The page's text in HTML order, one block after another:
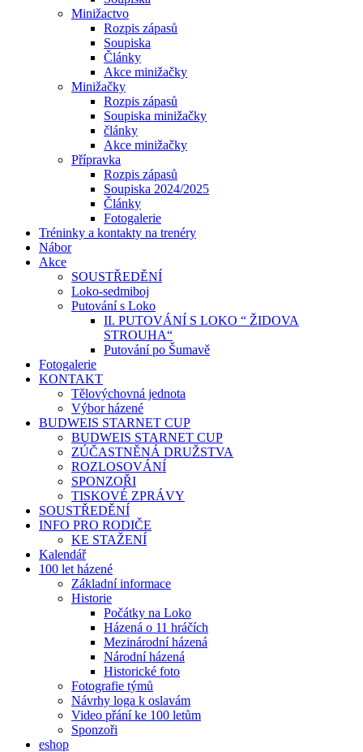
Minižactvo
Rozpis zápasů
Soupiska
Články
Akce minižačky
Minižačky
Rozpis zápasů
Soupiska minižačky
články
Akce minižačky
Přípravka
Rozpis zápasů
Soupiska 2024/2025
Články
Fotogalerie
Tréninky a kontakty na trenéry
Nábor
Akce
SOUSTŘEDĚNÍ
Loko-sedmiboj
Putování s Loko
II. PUTOVÁNÍ S LOKO “ ŽIDOVA
STROUHA“
Putování po Šumavě
Fotogalerie
KONTAKT
Tělovýchovná jednota
Výbor házené
BUDWEIS STARNET CUP
BUDWEIS STARNET CUP
ZÚČASTNĚNÁ DRUŽSTVA
ROZLOSOVÁNÍ
SPONZOŘI
TISKOVÉ ZPRÁVY
SOUSTŘEDĚNÍ
INFO PRO RODIČE
KE STAŽENÍ
Kalendář
100 let házené
Základní informace
Historie
Počátky na Loko
Házená o 11 hráčích
Mezinárodní házená
Národní házená
Historické foto
Fotografie týmů
Návrhy loga k oslavám
Video přání ke 100 letům
Sponzoři
eshop